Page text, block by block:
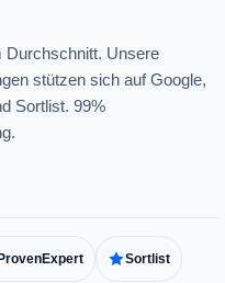
Durchschnitt. Unsere
stützen sich auf Google,
Sortlist. 99%
Sortlist